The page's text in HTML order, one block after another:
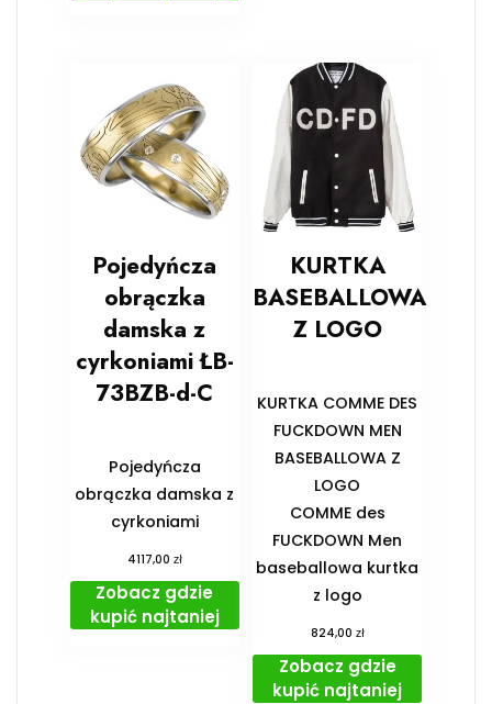
Pojedyńcza
obrączka
damska z
cyrkoniami ŁB-
73BZB-d-C
Pojedyńcza
obrączka damska z
cyrkoniami
4117,00 zł
Zobacz gdzie
kupić najtaniej
KURTKA
BASEBALLOWA
Z LOGO
KURTKA COMME DES
FUCKDOWN MEN
BASEBALLOWA Z
LOGO
COMME des
FUCKDOWN Men
baseballowa kurtka
z logo
824,00 zł
Zobacz gdzie
kupić najtaniej